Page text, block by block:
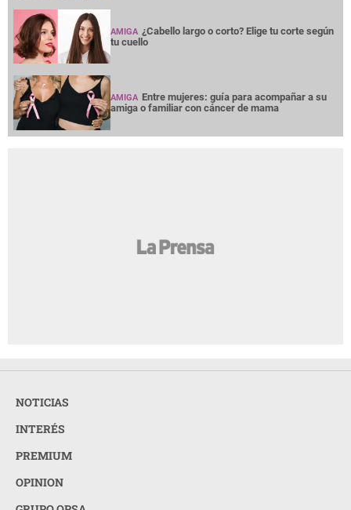
AMIGA ¿Cabello largo o corto? Elige tu corte según
tu cuello
AMIGA Entre mujeres: guía para acompañar a su
amiga o familiar con cáncer de mama
NOTICIAS
INTERÉS
PREMIUM
OPINION